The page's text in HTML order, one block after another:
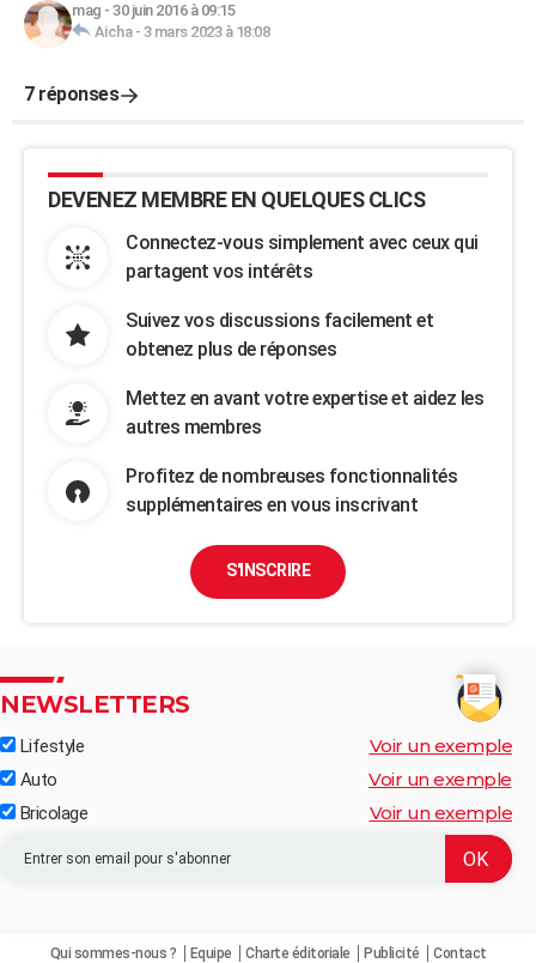
mag - 30 juin 2016 à 09:15
Aicha- 3 mars 2023 à 18:08
7 réponses
DEVENEZ MEMBRE EN QUELQUES CLICS
Connectez-vous simplement avec ceux qui
partagent vos intérêts
Suivez vos discussions facilement et
obtenez plus de réponses
Mettez en avant votre expertise et aidez les
autres membres
Profitez de nombreuses fonctionnalités
supplémentaires en vous inscrivant
S'INSCRIRE
NEWSLETTERS
Lifestyle Voir un exemple
Auto Voir un exemple
Bricolage Voir un exemple
Qui sommes-nous ? Equipe Charte éditoriale Publicité Contact